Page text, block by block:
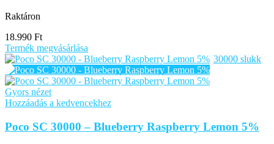
Raktáron
18.990 Ft
Termék megvásárlása
30000 slukk
Gyors nézet
Hozzáadás a kedvencekhez
Poco SC 30000 – Blueberry Raspberry Lemon 5%